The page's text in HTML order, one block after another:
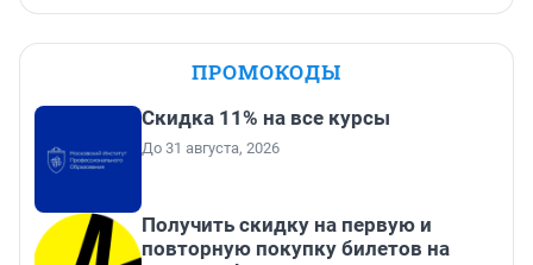
ПРОМОКОДЫ
Скидка 11% на все курсы
До 31 августа, 2026
Получить скидку на первую и
повторную покупку билетов на